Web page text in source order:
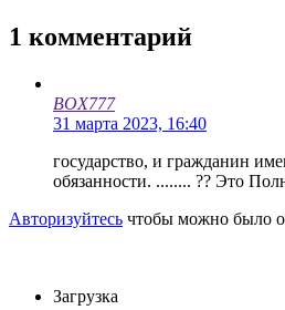
1 комментарий
BOX777
31 марта 2023, 16:40
государство, и гражданин
обязанности. ........ ?? Это
Авторизуйтесь чтобы можно было
Загрузка